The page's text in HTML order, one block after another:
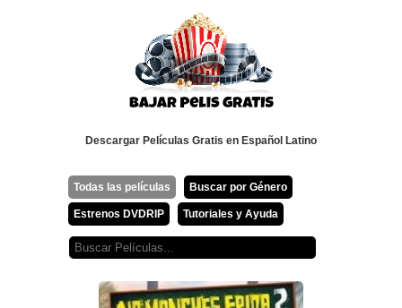
Descargar Películas Gratis en Español Latino
Todas las películas Buscar por Género
Estrenos DVDRIP Tutoriales y Ayuda